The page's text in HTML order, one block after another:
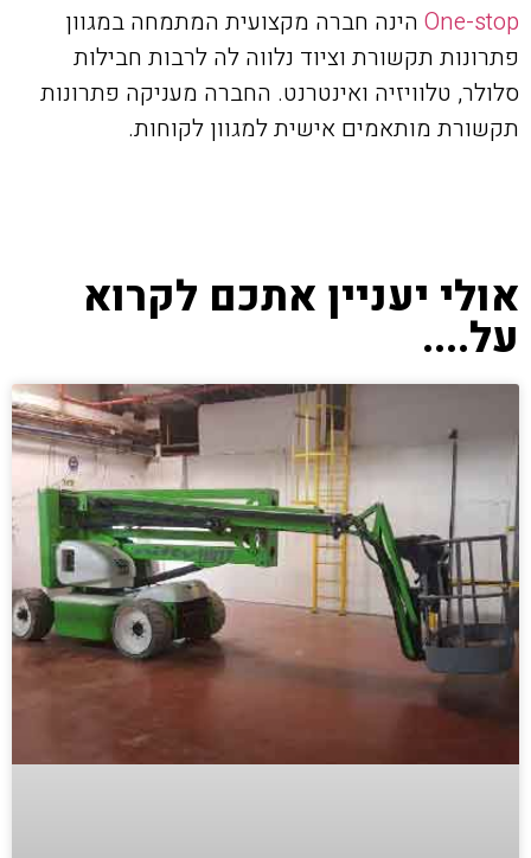
One-stop הינה חברה מקצועית המתמחה במגוון
פתרונות תקשורת וציוד נלווה לה לרבות חבילות
סלולר, טלוויזיה ואינטרנט. החברה מעניקה פתרונות
תקשורת מותאמים אישית למגוון לקוחות.
אולי יעניין אתכם לקרוא
על....